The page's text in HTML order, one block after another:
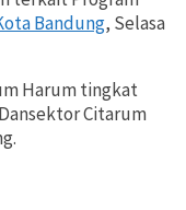
Bandung, Selasa
Harum tingkat
Citarum